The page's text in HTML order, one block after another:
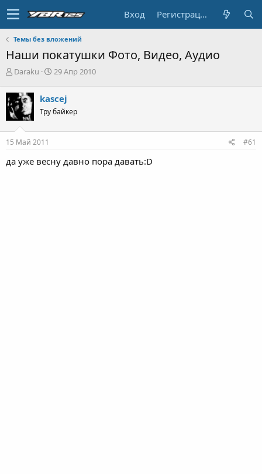
Вход Регистрация
Темы без вложений
Наши покатушки Фото, Видео, Аудио
А
т
о
р
т
е
м
Daraku
Д
а
н
ч
а
29 Апр 2010
kascej
Тру байкер
15 Май 2011 #61
да уже весну давно пора давать:D